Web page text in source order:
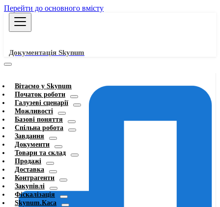
Перейти до основного вмісту
Документація Skynum
Вітаємо у Skynum
Початок роботи
Галузеві сценарії
Можливості
Базові поняття
Спільна робота
Завдання
Документи
Товари та склад
Продажі
Доставка
Контрагенти
Закупівлі
Фіскалізація
Skynum.Каса